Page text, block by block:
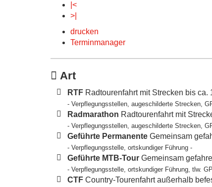
|<
>|
drucken
Terminmanager
Art
RTF Radtourenfahrt mit Strecken bis
- Verpflegungsstellen, augeschilderte Strecken,
Radmarathon Radtourenfahrt mit
- Verpflegungsstellen, augeschilderte Strecken,
Geführte Permanente Gemeinsam
- Verpflegungsstelle, ortskundiger Führung -
Geführte MTB-Tour Gemeinsam
- Verpflegungsstelle, ortskundiger Führung, tlw.
CTF Country-Tourenfahrt außerhalb